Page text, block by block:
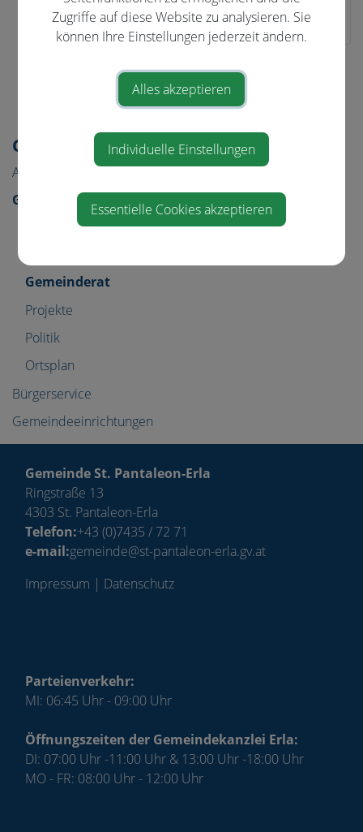
Gemeinde & Bürgerservice
Aktuelles
Gemeinde
Gemeindeamt
Gemeinderat
Projekte
Politik
Ortsplan
Bürgerservice
Gemeindeeinrichtungen
Umweltgemeinderat
⇐ zurück
Gemeinde St. Pantaleon-Erla
Ringstraße 13
4303 St. Pantaleon-Erla
Telefon:+43 (0)7435 / 72 71
e-mail:gemeinde@st-pantaleon-erla.gv.at
Impressum | Datenschutz
Parteienverkehr:
MI: 06:45 Uhr - 09:00 Uhr
Öffnungszeiten der Gemeindekanzlei Erla:
DI: 07:00 Uhr -11:00 Uhr & 13:00 Uhr -18:00 Uhr
MO - FR: 08:00 Uhr - 12:00 Uhr
Zugriffe auf diese Website zu analysieren. Sie
können Ihre Einstellungen jederzeit ändern.
Alles akzeptieren
Individuelle Einstellungen
Essentielle Cookies akzeptieren